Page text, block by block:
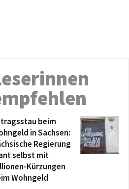
beim
in Sachsen:
Regierung
selbst mit
Kürzungen
Wohngeld